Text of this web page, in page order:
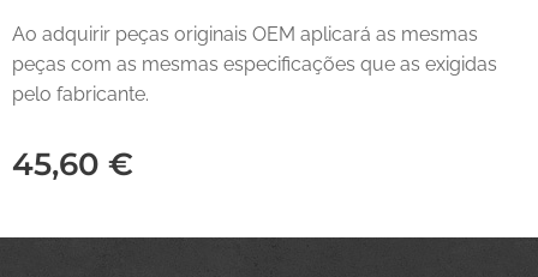
Ao adquirir peças originais OEM aplicará as mesmas
peças com as mesmas especificações que as exigidas
pelo fabricante.
45,60 €